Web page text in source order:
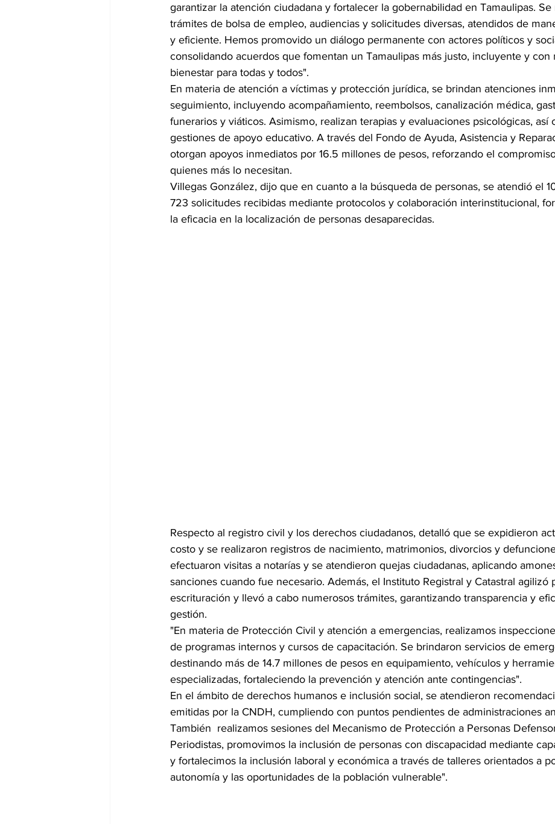
garantizar la atención ciudadana y fortalecer la gobernabilidad en Tamaulipas. Se
trámites de bolsa de empleo, audiencias y solicitudes diversas, atendidos de
y eficiente. Hemos promovido un diálogo permanente con actores políticos y
consolidando acuerdos que fomentan un Tamaulipas más justo, incluyente y con
bienestar para todas y todos".
En materia de atención a víctimas y protección jurídica, se brindan atenciones
seguimiento, incluyendo acompañamiento, reembolsos, canalización médica,
funerarios y viáticos. Asimismo, realizan terapias y evaluaciones psicológicas, así
gestiones de apoyo educativo. A través del Fondo de Ayuda, Asistencia y
otorgan apoyos inmediatos por 16.5 millones de pesos, reforzando el
quienes más lo necesitan.
Villegas González, dijo que en cuanto a la búsqueda de personas, se atendió el
723 solicitudes recibidas mediante protocolos y colaboración interinstitucional,
la eficacia en la localización de personas desaparecidas.
Respecto al registro civil y los derechos ciudadanos, detalló que se expidieron
costo y se realizaron registros de nacimiento, matrimonios, divorcios y
efectuaron visitas a notarías y se atendieron quejas ciudadanas, aplicando
sanciones cuando fue necesario. Además, el Instituto Registral y Catastral agilizó
escrituración y llevó a cabo numerosos trámites, garantizando transparencia y
gestión.
"En materia de Protección Civil y atención a emergencias, realizamos
de programas internos y cursos de capacitación. Se brindaron servicios de
destinando más de 14.7 millones de pesos en equipamiento, vehículos y
especializadas, fortaleciendo la prevención y atención ante contingencias".
En el ámbito de derechos humanos e inclusión social, se atendieron
emitidas por la CNDH, cumpliendo con puntos pendientes de administraciones
También  realizamos sesiones del Mecanismo de Protección a Personas
Periodistas, promovimos la inclusión de personas con discapacidad mediante
y fortalecimos la inclusión laboral y económica a través de talleres orientados a
autonomía y las oportunidades de la población vulnerable".